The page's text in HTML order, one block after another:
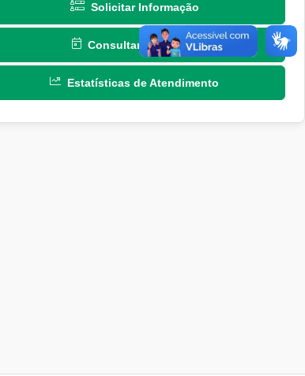
Solicitar Informação
Consultar Protocolo
Estatísticas de Atendimento